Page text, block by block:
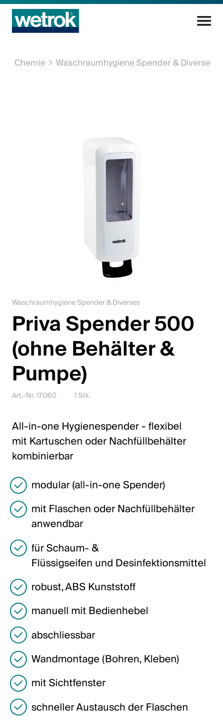
Webshop
Deutsch (Schweiz)
Bitte wähle ein Land und eine Sprache
Schweiz
Français
Italiano
English
Österreich
Deutsch
English
Deutschland
Deutsch
English
Schweden
Svenska
English
Polen
Chemie Waschraumhygiene Spender & Diverses
Waschraumhygiene Spender & Diverses
Priva Spender 500
(ohne Behälter &
Pumpe)
Art.-Nr. 17060 1 Stk.
All-in-one Hygienespender - flexibel
mit Kartuschen oder Nachfüllbehälter
kombinierbar
modular (all-in-one Spender)
mit Flaschen oder Nachfüllbehälter
anwendbar
für Schaum- &
Flüssigseifen und Desinfektionsmittel
robust, ABS Kunststoff
manuell mit Bedienhebel
abschliessbar
Wandmontage (Bohren, Kleben)
mit Sichtfenster
schneller Austausch der Flaschen